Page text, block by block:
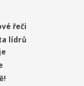
řeči
lídrů